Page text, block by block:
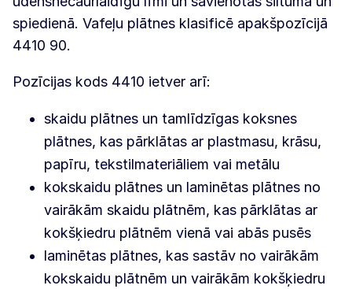
spiedienā. Vafeļu plātnes klasificē apakšpozīcijā
4410 90.
Pozīcijas kods 4410 ietver arī:
skaidu plātnes un tamlīdzīgas koksnes
plātnes, kas pārklātas ar plastmasu, krāsu,
papīru, tekstilmateriāliem vai metālu
kokskaidu plātnes un laminētas plātnes no
vairākām skaidu plātnēm, kas pārklātas ar
kokšķiedru plātnēm vienā vai abās pusēs
laminētas plātnes, kas sastāv no vairākām
kokskaidu plātnēm un vairākām kokšķiedru